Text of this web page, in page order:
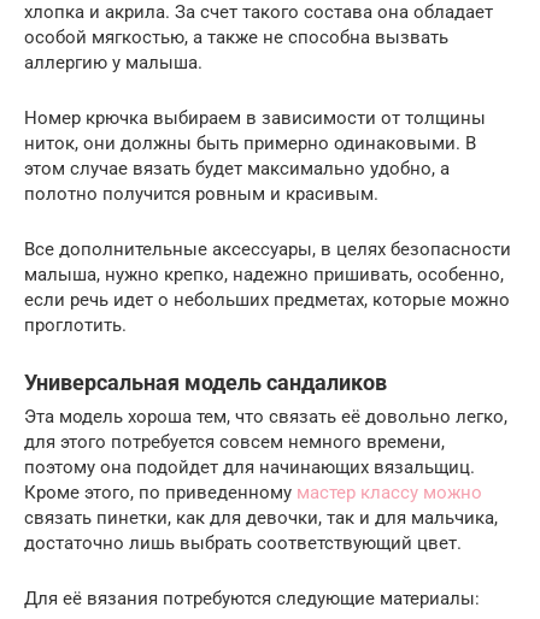
хлопка и акрила. За счет такого состава она обладает
особой мягкостью, а также не способна вызвать
аллергию у малыша.
Номер крючка выбираем в зависимости от толщины
ниток, они должны быть примерно одинаковыми. В
этом случае вязать будет максимально удобно, а
полотно получится ровным и красивым.
Все дополнительные аксессуары, в целях безопасности
малыша, нужно крепко, надежно пришивать, особенно,
если речь идет о небольших предметах, которые можно
проглотить.
Универсальная модель сандаликов
Эта модель хороша тем, что связать её довольно легко,
для этого потребуется совсем немного времени,
поэтому она подойдет для начинающих вязальщиц.
Кроме этого, по приведенному мастер классу можно
связать пинетки, как для девочки, так и для мальчика,
достаточно лишь выбрать соответствующий цвет.
Для её вязания потребуются следующие материалы: